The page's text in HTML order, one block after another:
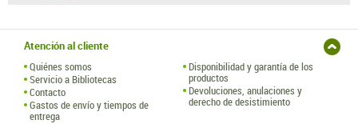
Atención al cliente
Quiénes somos
Servicio a Bibliotecas
Contacto
Gastos de envío y tiempos de
entrega
Disponibilidad y garantía de los
productos
Devoluciones, anulaciones y
derecho de desistimiento